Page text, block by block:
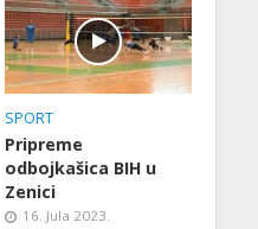
SPORT
Pripreme
odbojkašica BIH u
Zenici
16. Jula 2023.